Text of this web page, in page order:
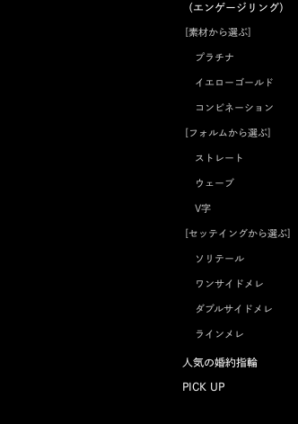
（エンゲージリング）
[素材から選ぶ]
プラチナ
イエローゴールド
コンビネーション
[フォルムから選ぶ]
ストレート
ウェーブ
V字
[セッテイングから選ぶ]
ソリテール
ワンサイドメレ
ダブルサイドメレ
ラインメレ
人気の婚約指輪
PICK UP